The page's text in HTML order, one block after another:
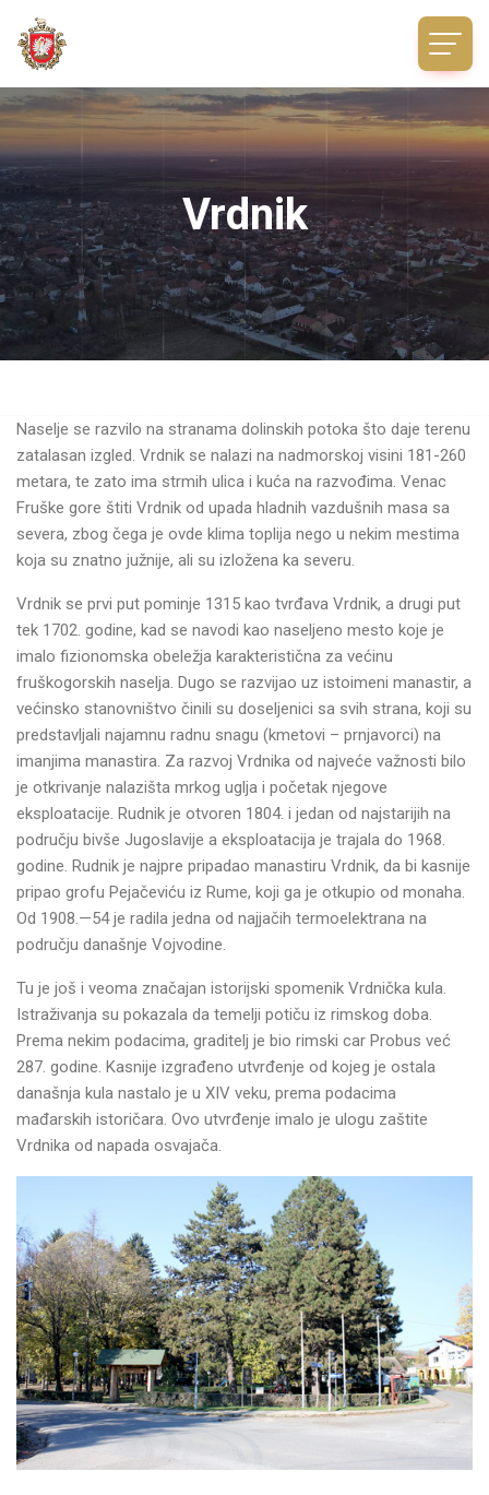
Vrdnik
Naselje se razvilo na stranama dolinskih potoka što daje terenu
zatalasan izgled. Vrdnik se nalazi na nadmorskoj visini 181-260
metara, te zato ima strmih ulica i kuća na razvođima. Venac
Fruške gore štiti Vrdnik od upada hladnih vazdušnih masa sa
severa, zbog čega je ovde klima toplija nego u nekim mestima
koja su znatno južnije, ali su izložena ka severu.
Vrdnik se prvi put pominje 1315 kao tvrđava Vrdnik, a drugi put
tek 1702. godine, kad se navodi kao naseljeno mesto koje je
imalo fizionomska obeležja karakteristična za većinu
fruškogorskih naselja. Dugo se razvijao uz istoimeni manastir, a
većinsko stanovništvo činili su doseljenici sa svih strana, koji su
predstavljali najamnu radnu snagu (kmetovi – prnjavorci) na
imanjima manastira. Za razvoj Vrdnika od najveće važnosti bilo
je otkrivanje nalazišta mrkog uglja i početak njegove
eksploatacije. Rudnik je otvoren 1804. i jedan od najstarijih na
području bivše Jugoslavije a eksploatacija je trajala do 1968.
godine. Rudnik je najpre pripadao manastiru Vrdnik, da bi kasnije
pripao grofu Pejačeviću iz Rume, koji ga je otkupio od monaha.
Od 1908.—54 je radila jedna od najjačih termoelektrana na
području današnje Vojvodine.
Tu je još i veoma značajan istorijski spomenik Vrdnička kula.
Istraživanja su pokazala da temelji potiču iz rimskog doba.
Prema nekim podacima, graditelj je bio rimski car Probus već
287. godine. Kasnije izgrađeno utvrđenje od kojeg je ostala
današnja kula nastalo je u XIV veku, prema podacima
mađarskih istoričara. Ovo utvrđenje imalo je ulogu zaštite
Vrdnika od napada osvajača.